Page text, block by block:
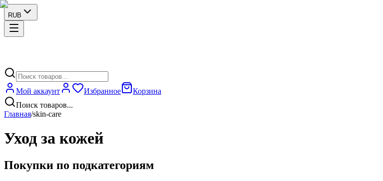
RUB
Мой аккаунт Избранное
Корзина
Поиск товаров...
Главная/skin-care
Уход за кожей
Покупки по подкатегориям